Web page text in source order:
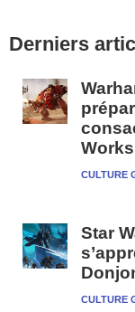
latérale
Derniers
CULTURE
Star
CULTURE